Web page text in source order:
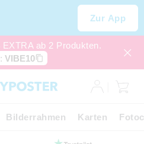
Zur App
ab 2 Produkten.
VIBE10
Bilderrahmen Karten